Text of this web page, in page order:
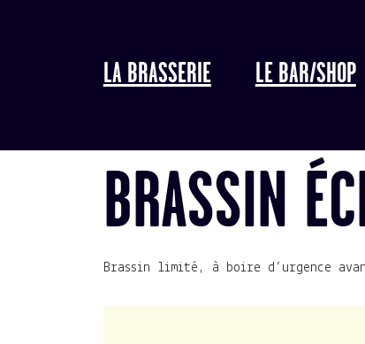
LA BRASSERIE LE BAR/SHOP
BRASSIN
Brassin limité, à boire d’urgence